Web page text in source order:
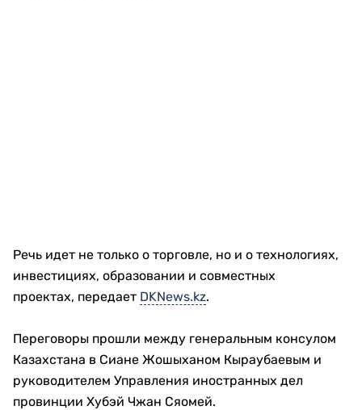
Речь идет не только о торговле, но и о технологиях,
инвестициях, образовании и совместных
проектах, передает DKNews.kz.
Переговоры прошли между генеральным консулом
Казахстана в Сиане Жошыханом Кыраубаевым и
руководителем Управления иностранных дел
провинции Хубэй Чжан Сяомей.